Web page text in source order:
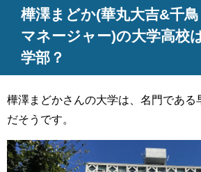
樺澤まどか(華丸大吉&千
マネージャー)の大学高校
学部？
樺澤まどかさんの大学は、名門である
だそうです。